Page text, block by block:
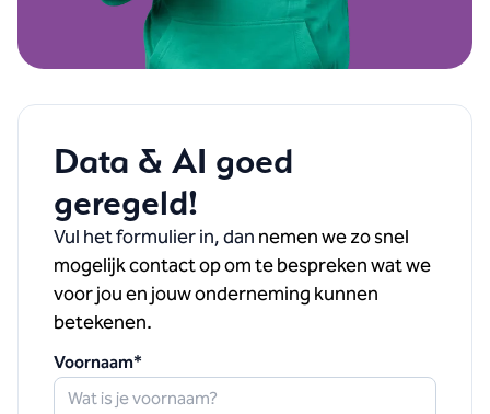
Data & AI goed
geregeld!
Vul het formulier in, dannemen we zo snel
mogelijk contact op om te bespreken wat we
voor jou en jouw onderneming kunnen
betekenen.
Voornaam*